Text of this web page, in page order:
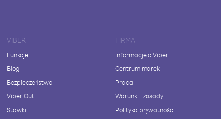
VIBER
Funkcje
Blog
Bezpieczeństwo
Viber Out
Stawki
FIRMA
Informacje o Viber
Centrum marek
Praca
Warunki i zasady
Polityka prywatności